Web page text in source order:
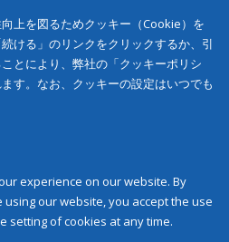
上を図るためクッキー（Cookie）を
ける」のリンクをクリックするか、引
とにより、弊社の「クッキーポリシ
す。なお、クッキーの設定はいつでも
experience on our website. By
our website, you accept the use
setting of cookies at any time.